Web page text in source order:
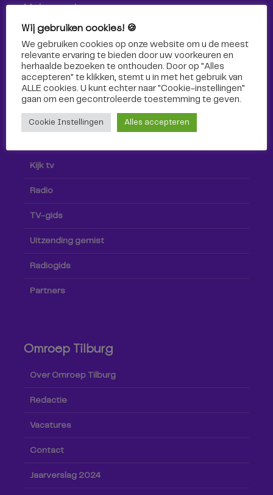
Volg ons!
Volg Omroep Tilburg niet alleen hier, maar ook via social
media!
Kijk tv
Radio
TV-gids
Uitzending gemist
Radiogids
Partners
Omroep Tilburg
Over Omroep Tilburg
Redactie
Vacatures
Contact
Jaarverslag 2024
Wij gebruiken cookies! 🍪
We gebruiken cookies op onze website om u de meest
relevante ervaring te bieden door uw voorkeuren en
herhaalde bezoeken te onthouden. Door op "Alles
accepteren" te klikken, stemt u in met het gebruik van
ALLE cookies. U kunt echter naar "Cookie-instellingen"
gaan om een ​​gecontroleerde toestemming te geven.
Cookie Instellingen Alles accepteren